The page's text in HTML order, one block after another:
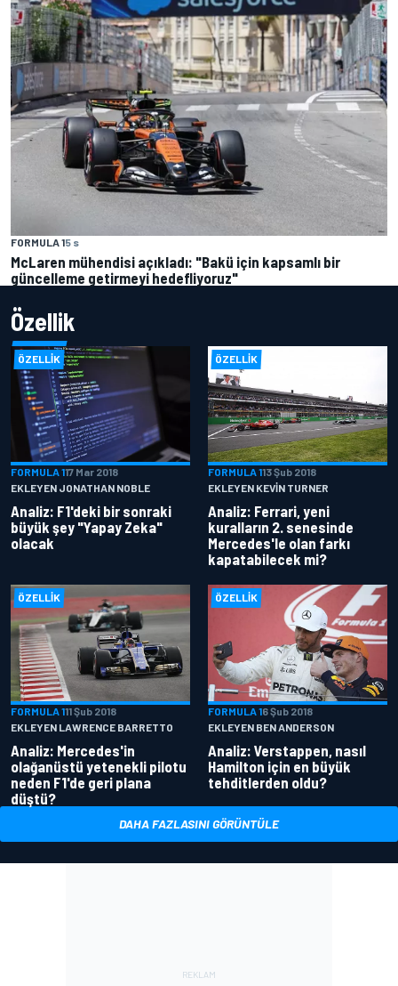
FORMULA 15 s
McLaren mühendisi açıkladı: "Bakü için kapsamlı bir
güncelleme getirmeyi hedefliyoruz"
Özellik
ÖZELLIK
FORMULA 117 Mar 2018
EKLEYEN JONATHAN NOBLE
Analiz: F1'deki bir sonraki
büyük şey "Yapay Zeka"
olacak
ÖZELLIK
FORMULA 113 Şub 2018
EKLEYEN KEVIN TURNER
Analiz: Ferrari, yeni
kuralların 2. senesinde
Mercedes'le olan farkı
kapatabilecek mi?
ÖZELLIK
FORMULA 111 Şub 2018
EKLEYEN LAWRENCE BARRETTO
Analiz: Mercedes'in
olağanüstü yetenekli pilotu
neden F1'de geri plana
düştü?
ÖZELLIK
FORMULA 16 Şub 2018
EKLEYEN BEN ANDERSON
Analiz: Verstappen, nasıl
Hamilton için en büyük
tehditlerden oldu?
DAHA FAZLASINI GÖRÜNTÜLE